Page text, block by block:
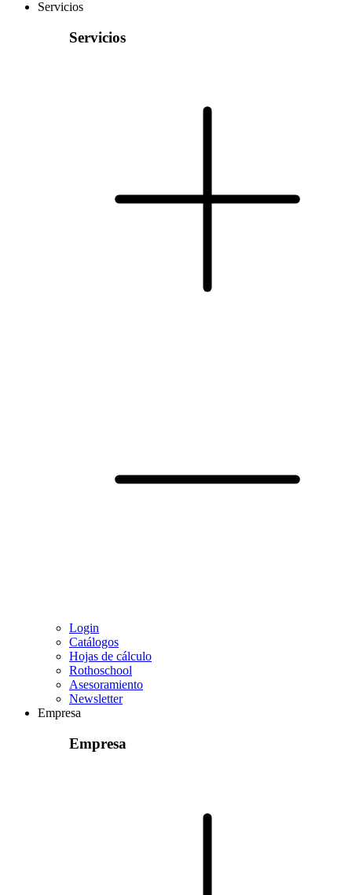
Servicios
Servicios
Login
Catálogos
Hojas de cálculo
Rothoschool
Asesoramiento
Newsletter
Empresa
Empresa